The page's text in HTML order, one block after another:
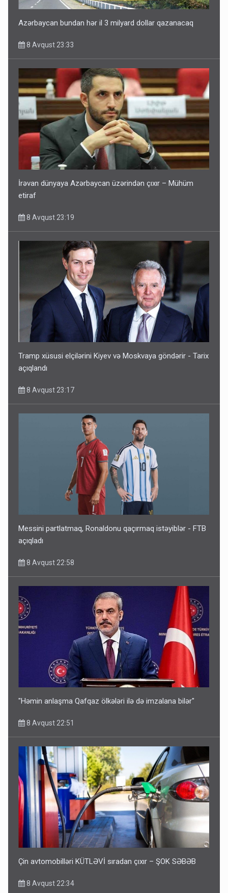
Azərbaycan bundan hər il 3 milyard dollar qazanacaq
8 Avqust 23:33
İrəvan dünyaya Azərbaycan üzərindən çıxır – Mühüm
etiraf
8 Avqust 23:19
Tramp xüsusi elçilərini Kiyev və Moskvaya göndərir - Tarix
açıqlandı
8 Avqust 23:17
Messini partlatmaq, Ronaldonu qaçırmaq istəyiblər - FTB
açıqladı
8 Avqust 22:58
"Həmin anlaşma Qafqaz ölkələri ilə də imzalana bilər"
8 Avqust 22:51
Çin avtomobilləri KÜTLƏVİ sıradan çıxır – ŞOK SƏBƏB
8 Avqust 22:34